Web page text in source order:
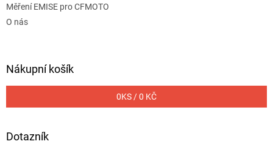
Měření EMISE pro CFMOTO
O nás
Nákupní košík
0KS /0 KČ
Dotazník